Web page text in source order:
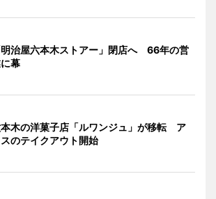
明治屋六本木ストアー」閉店へ 66年の営
幕
木の洋菓子店「ルワンジュ」が移転 ア
のテイクアウト開始